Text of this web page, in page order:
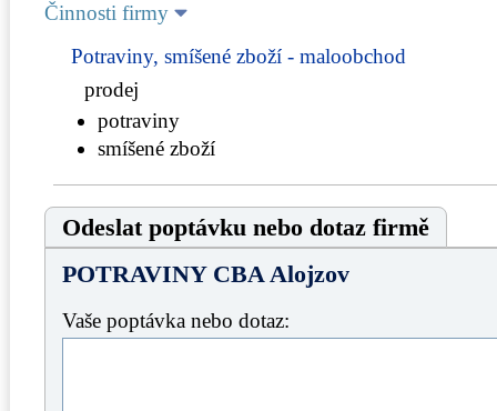
Činnosti firmy
Potraviny, smíšené zboží - maloobchod
prodej
potraviny
smíšené zboží
Odeslat poptávku nebo dotaz firmě
POTRAVINY CBA Alojzov
Vaše poptávka nebo dotaz: